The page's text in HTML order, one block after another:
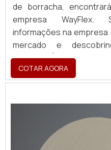
de borracha,
empresa WayFlex.
informações na empresa
mercado e
qualidade.É
produto deve sempre
empresas
de evitar prejuízos
frequentes d...
COTAR AGORA